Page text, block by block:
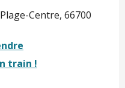
Centre, 66700
train !